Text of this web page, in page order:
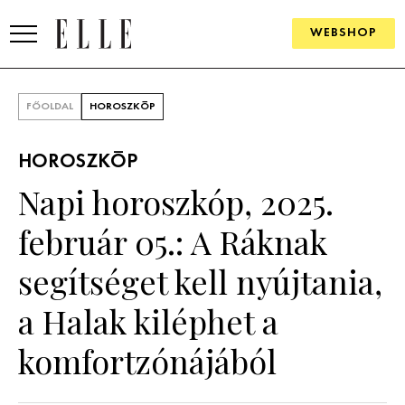
WEBSHOP
SZÉPSÉG
PSZICHÉ
ÉLETMÓD
FŐOLDAL HOROSZKÓP
HOROSZKÓP
Napi horoszkóp, 2025.
február 05.: A Ráknak
segítséget kell nyújtania,
a Halak kiléphet a
komfortzónájából